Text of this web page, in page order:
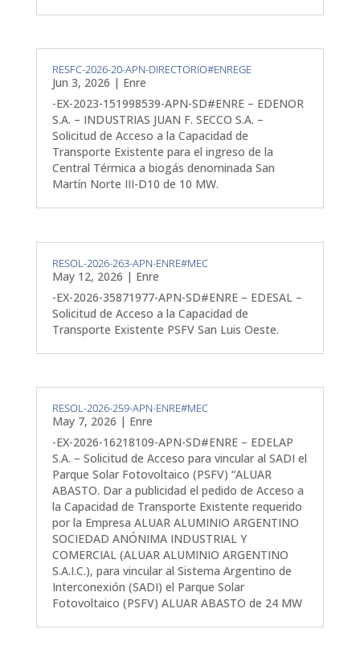
RESFC-2026-20-APN-DIRECTORIO#ENREGE
Jun 3, 2026 | Enre
-EX-2023-151998539-APN-SD#ENRE – EDENOR
S.A. – INDUSTRIAS JUAN F. SECCO S.A. –
Solicitud de Acceso a la Capacidad de
Transporte Existente para el ingreso de la
Central Térmica a biogás denominada San
Martín Norte III-D10 de 10 MW.
RESOL-2026-263-APN-ENRE#MEC
May 12, 2026 | Enre
-EX-2026-35871977-APN-SD#ENRE – EDESAL –
Solicitud de Acceso a la Capacidad de
Transporte Existente PSFV San Luis Oeste.
RESOL-2026-259-APN-ENRE#MEC
May 7, 2026 | Enre
-EX-2026-16218109-APN-SD#ENRE – EDELAP
S.A. – Solicitud de Acceso para vincular al SADI el
Parque Solar Fotovoltaico (PSFV) “ALUAR
ABASTO. Dar a publicidad el pedido de Acceso a
la Capacidad de Transporte Existente requerido
por la Empresa ALUAR ALUMINIO ARGENTINO
SOCIEDAD ANÓNIMA INDUSTRIAL Y
COMERCIAL (ALUAR ALUMINIO ARGENTINO
S.A.I.C.), para vincular al Sistema Argentino de
Interconexión (SADI) el Parque Solar
Fotovoltaico (PSFV) ALUAR ABASTO de 24 MW